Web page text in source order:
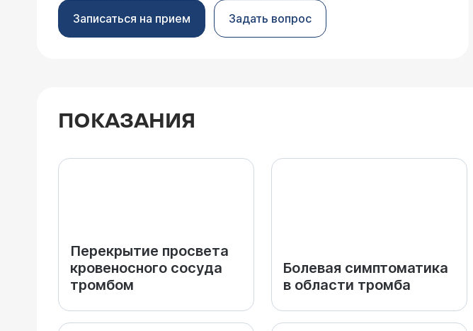
Записаться на прием
Задать вопрос
ПОКАЗАНИЯ
Перекрытие просвета
кровеносного сосуда
тромбом
Болевая симптоматика
в области тромба